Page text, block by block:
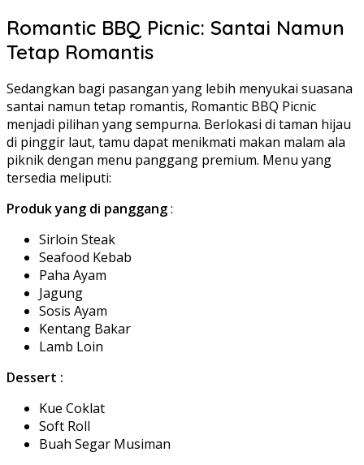
Romantic BBQ Picnic: Santai Namun
Tetap Romantis
Sedangkan bagi pasangan yang lebih menyukai suasana
santai namun tetap romantis, Romantic BBQ Picnic
menjadi pilihan yang sempurna. Berlokasi di taman hijau
di pinggir laut, tamu dapat menikmati makan malam ala
piknik dengan menu panggang premium. Menu yang
tersedia meliputi:
Produk yang di panggang:
Sirloin Steak
Seafood Kebab
Paha Ayam
Jagung
Sosis Ayam
Kentang Bakar
Lamb Loin
Dessert :
Kue Coklat
Soft Roll
Buah Segar Musiman